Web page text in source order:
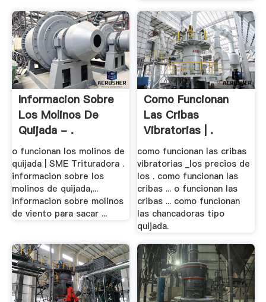
Informacion Sobre
Los Molinos De
Quijada - .
o funcionan los molinos de
quijada | SME Trituradora .
informacion sobre los
molinos de quijada,...
informacion sobre molinos
de viento para sacar ...
Como Funcionan
Las Cribas
Vibratorias | .
como funcionan las cribas
vibratorias _los precios de
los . como funcionan las
cribas ... o funcionan las
cribas ... como funcionan
las chancadoras tipo
quijada.